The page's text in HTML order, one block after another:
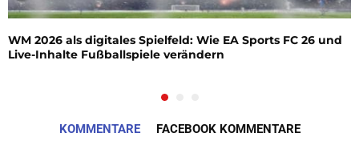
WM 2026 als digitales Spielfeld: Wie EA Sports FC 26 und
Live-Inhalte Fußballspiele verändern
KOMMENTARE FACEBOOK KOMMENTARE